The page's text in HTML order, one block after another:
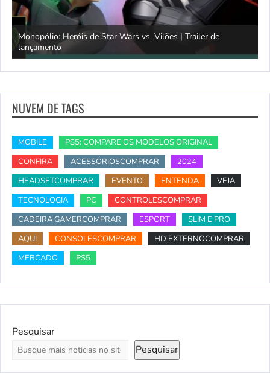
Monopólio: Heróis de Star Wars vs. Vilões | Trailer de
lançamento
NUVEM DE TAGS
MOBILE
PS5: COMPARE OS MODELOS ORIGINAL
CONFIRA
ACESSÓRIOSCOMPRAR
2024
HEADSETCOMPRAR
EVENTO ENTENDA
VEJA
TECNOLOGIA
PC
CONTROLESCOMPRAR
CADEIRA GAMERCOMPRAR
ESPORT
SLIM E PRO
AQUI
CONSOLESCOMPRAR
HD EXTERNOCOMPRAR
MERCADO
PS5
Pesquisar
Pesquisar